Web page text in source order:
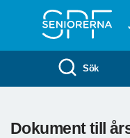
Sök
Dokument till